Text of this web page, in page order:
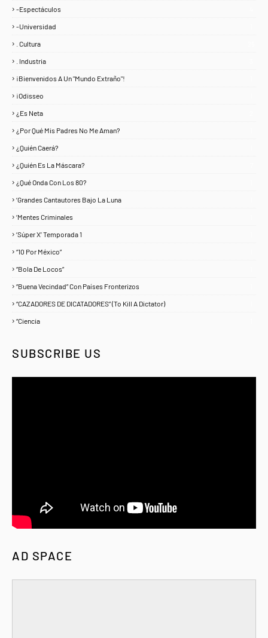
-Espectáculos
-Universidad
. Cultura
. Industria
¡Bienvenidos A Un "Mundo Extraño"!
¡Odisseo
¿Es Neta
¿Por Qué Mis Padres No Me Aman?
¿Quién Caerá?
¿Quién Es La Máscara?
¿Qué Onda Con Los 80?
‘Grandes Cantautores Bajo La Luna
‘Mentes Criminales
‘Súper X’ Temporada 1
“10 Por México”
“Bola De Locos”
“Buena Vecindad” Con Países Fronterizos
“CAZADORES DE DICATADORES” (To Kill A Dictator)
“Ciencia
SUBSCRIBE US
AD SPACE